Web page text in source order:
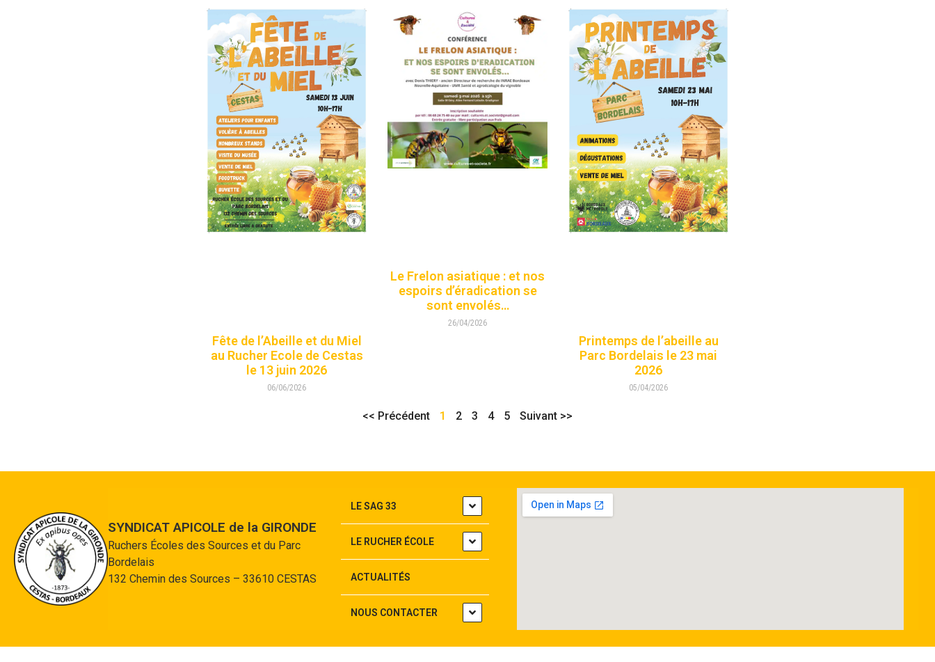
Fête de l’Abeille et du Miel
au Rucher Ecole de Cestas
le 13 juin 2026
06/06/2026
Le Frelon asiatique : et nos
espoirs d’éradication se
sont envolés…
26/04/2026
Printemps de l’abeille au
Parc Bordelais le 23 mai
2026
05/04/2026
<< Précédent 1 2 3 4 5 Suivant >>
SYNDICAT APICOLE de la GIRONDE
Ruchers Écoles des Sources et du Parc
Bordelais
132 Chemin des Sources – 33610 CESTAS
LE SAG 33
LE RUCHER ÉCOLE
ACTUALITÉS
NOUS CONTACTER